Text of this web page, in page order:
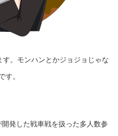
。モンハンとかジョジョじゃな
す。
発した戦車戦を扱った多人数参